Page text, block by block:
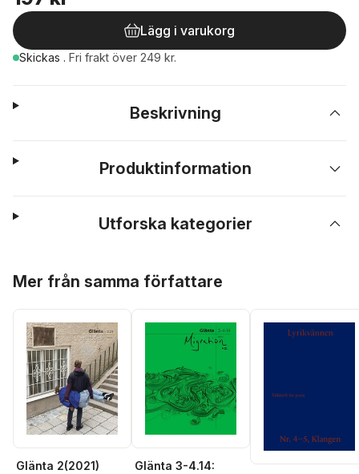
Lägg i varukorg
Skickas . Fri frakt över 249 kr.
Beskrivning
Produktinformation
Utforska kategorier
Mer från samma författare
Glänta 2(2021)
Glänta 3-4.14: